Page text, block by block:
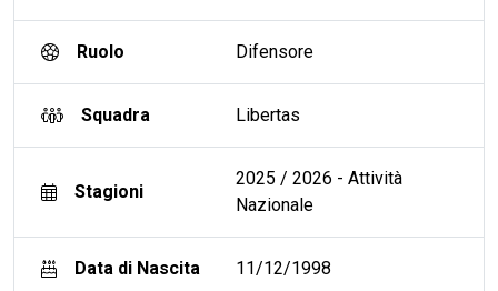
Ruolo Difensore
Squadra Libertas
Stagioni
2025 / 2026 - Attività
Nazionale
Data di Nascita 11/12/1998